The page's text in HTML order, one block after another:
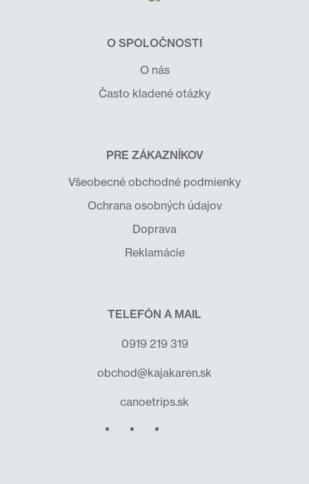
O SPOLOČNOSTI
O nás
Často kladené otázky
PRE ZÁKAZNÍKOV
Všeobecné obchodné podmienky
Ochrana osobných údajov
Doprava
Reklamácie
TELEFÓN A MAIL
0919 219 319
obchod@kajakaren.sk
canoetrips.sk